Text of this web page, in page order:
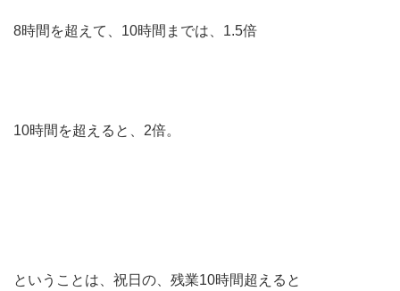
8時間を超えて、10時間までは、1.5倍
10時間を超えると、2倍。
ということは、祝日の、残業10時間超えると